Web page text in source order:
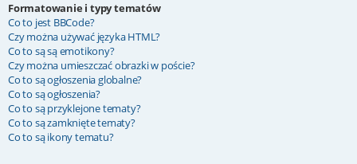
Formatowanie i typy tematów
Co to jest BBCode?
Czy można używać języka HTML?
Co to są są emotikony?
Czy można umieszczać obrazki w poście?
Co to są ogłoszenia globalne?
Co to są ogłoszenia?
Co to są przyklejone tematy?
Co to są zamknięte tematy?
Co to są ikony tematu?